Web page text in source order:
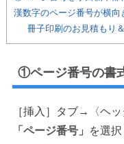
漢数字のページ番号が横向
冊子印刷のお見積もり
①ページ番号の書
［挿入］タブ→〈ヘ
「ページ番号」
を選択